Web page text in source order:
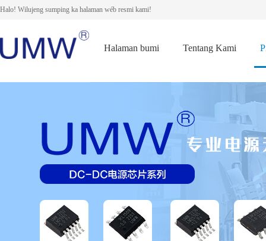
Halo! Wilujeng sumping ka halaman wéb resmi kami!
Halaman bumi Tentang Kami